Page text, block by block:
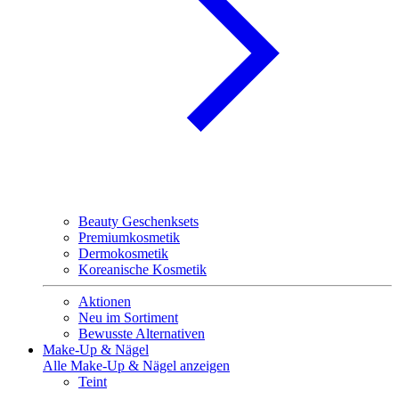
Beauty Geschenksets
Premiumkosmetik
Dermokosmetik
Koreanische Kosmetik
Aktionen
Neu im Sortiment
Bewusste Alternativen
Make-Up & Nägel
Alle Make-Up & Nägel anzeigen
Teint